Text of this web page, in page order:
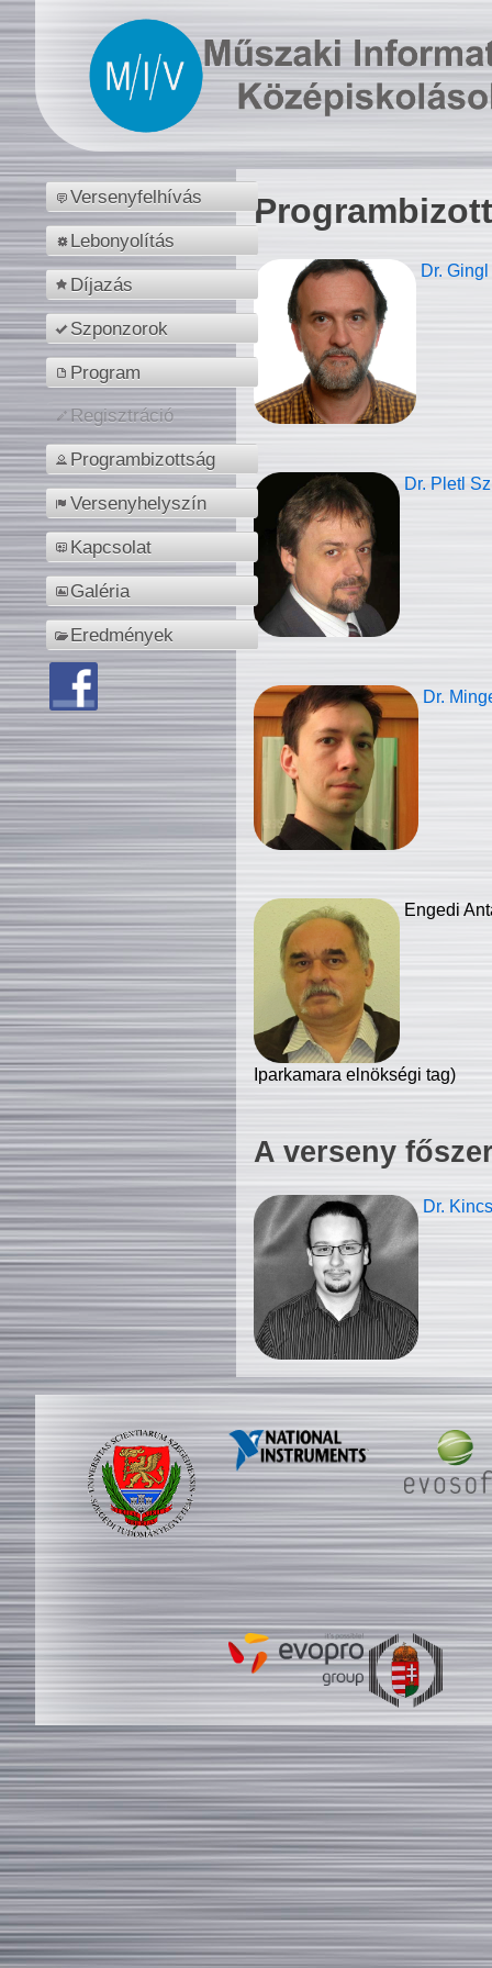
Versenyfelhívás
Lebonyolítás
Díjazás
Szponzorok
Program
Regisztráció
Programbizottság
Versenyhelyszín
Kapcsolat
Galéria
Eredmények
Dr.
Dr. Pletl
Dr.
Engedi
Iparkamara elnökségi tag)
A verseny
Dr.